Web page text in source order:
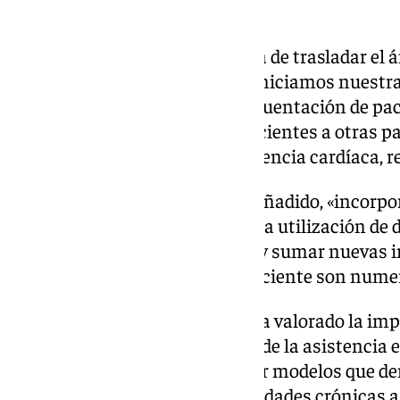
Llergo ha señalado que «se trata de trasladar
especializada en su conjunto. Iniciamos
para dar respuesta a la alta frecuentación de
2021, ampliamos el perfil de pacientes a otras
descompensaciones de insuficiencia cardíaca,
A mediados de 2022, según ha añadido,
heridas complejas, incluyendo la utilización
La idea es continuar creciendo y sumar nuevas
porque los beneficios para el paciente son
En esta línea, el doctor Llergo ha valorado la
que dan respuesta a la realidad de la
el que «tenemos que apostar por modelos que
la cronicidad, de varias enfermedades